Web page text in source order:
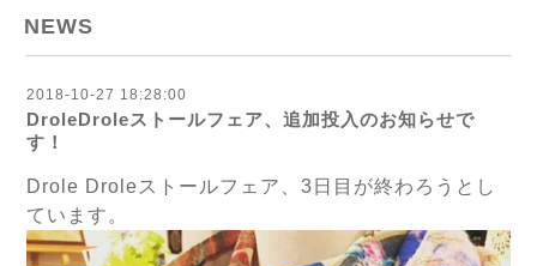
NEWS
2018-10-27 18:28:00
DroleDroleストールフェア、追加投入のお知らせで
す！
Drole Droleストールフェア、3日目が終わろうとし
ています。